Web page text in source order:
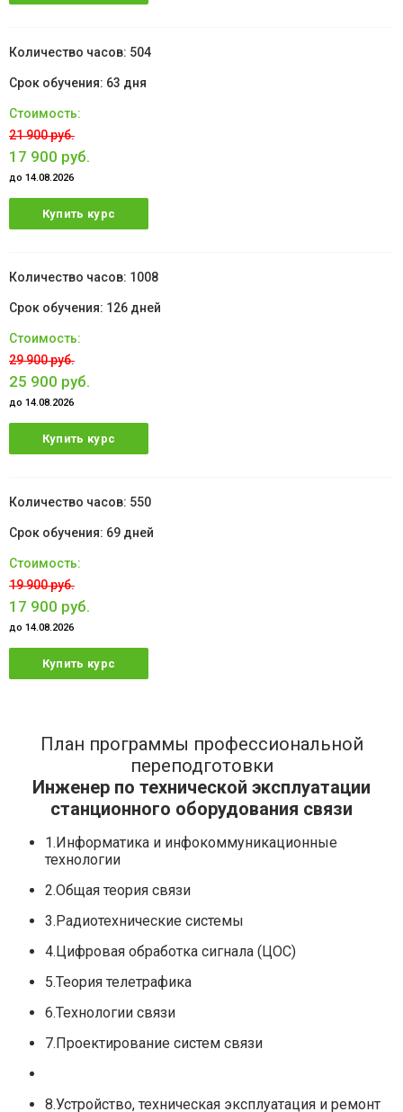
504
63 дня
21 900 руб.
17 900 руб.
до 14.08.2026
Купить курс
1008
126 дней
29 900 руб.
25 900 руб.
до 14.08.2026
Купить курс
550
69 дней
19 900 руб.
17 900 руб.
до 14.08.2026
Купить курс
План программы профессиональной
переподготовки
Инженер по технической эксплуатации
станционного оборудования связи
1.Информатика и инфокоммуникационные
технологии
2.Общая теория связи
3.Радиотехнические системы
4.Цифровая обработка сигнала (ЦОС)
5.Теория телетрафика
6.Технологии связи
7.Проектирование систем связи
8.Устройство, техническая эксплуатация и ремонт